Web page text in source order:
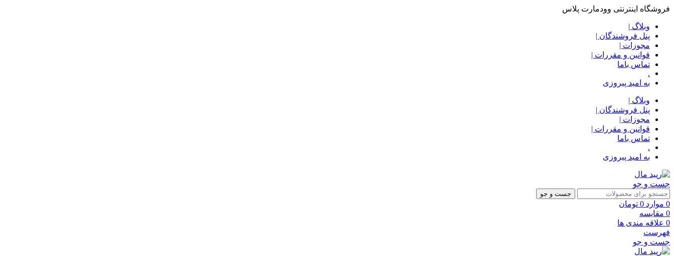
فروشگاه اینترنتی وودمارت پلاس
وبلاگ |
پنل فروشندگان |
مجوزات |
قوانین و مقررات |
تماس باما
.
به امید پیروزی
وبلاگ |
پنل فروشندگان |
مجوزات |
قوانین و مقررات |
تماس باما
.
به امید پیروزی
جست و جو
جست و جو
0 موارد 0 تومان
0 مقایسه
0 علاقه مندی ها
فهرست
جست و جو